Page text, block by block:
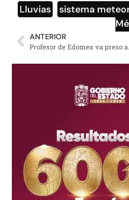
Lluvias sistema
ANTERIOR